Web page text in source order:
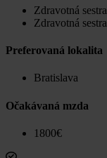
Zdravotná sestra
Zdravotná sestra
Preferovaná lokalita
Bratislava
Očakávaná mzda
1800€